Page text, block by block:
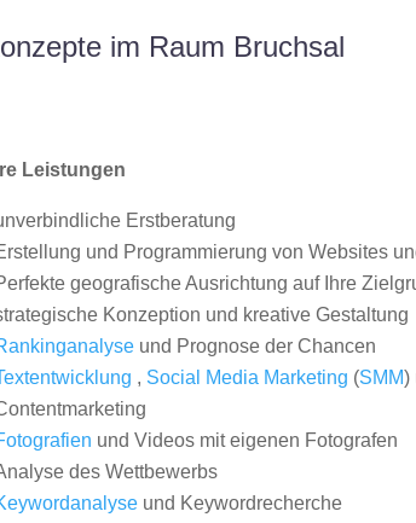
im Raum Bruchsal
Leistungen
Erstberatung
und Programmierung von Websites
geografische Ausrichtung auf Ihre
Konzeption und kreative Gestaltung
und Prognose der Chancen
, Social Media Marketing (SMM)
und Videos mit eigenen Fotografen
des Wettbewerbs
und Keywordrecherche